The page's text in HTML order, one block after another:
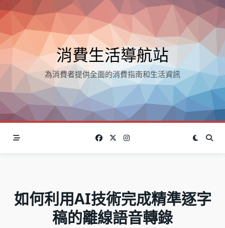
Skip
to
content
消費生活導航站
為消費者提供全面的消費指南和生活資訊
如何利用AI技術完成精準逐字
稿的離線語音轉錄